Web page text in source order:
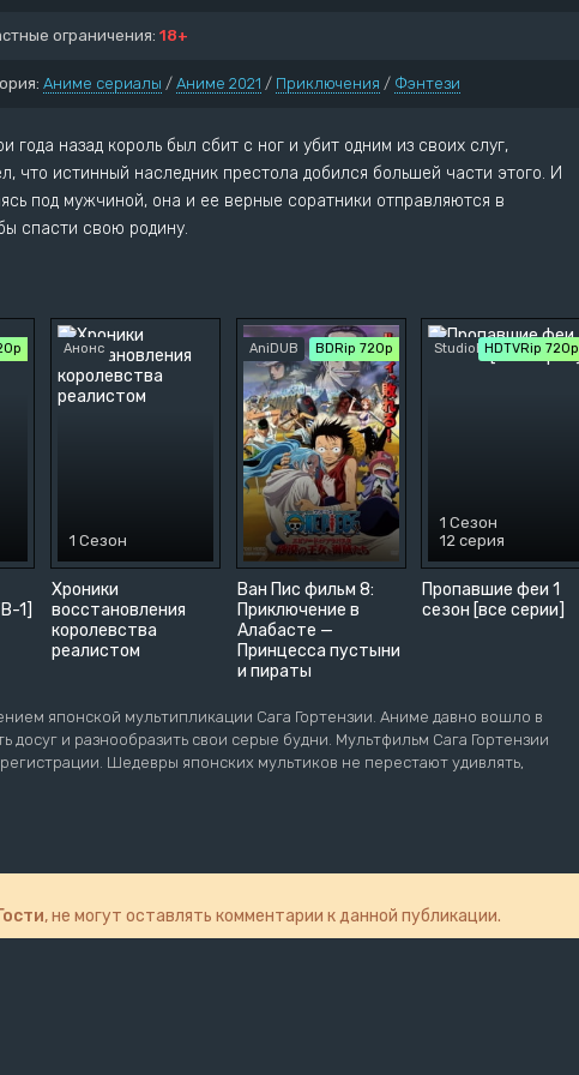
ограничения: 18+
Аниме сериалы / Аниме 2021 / Приключения / Фэнтези
года назад король был сбит с ног и убит одним из своих слуг,
что истинный наследник престола добился большей части этого. И
под мужчиной, она и ее верные соратники отправляются в
спасти свою родину.
1]
Хроники
восстановления
королевства
реалистом
Анонс
1 Сезон
Ван Пис фильм 8:
Приключение в
Алабасте —
Принцесса пустыни
и пираты
AniDUB BDRip 720p
Пропавшие феи 1
сезон [все серии]
StudioBandHDTVRip 720p
1 Сезон
12 серия
японской мультипликации Сага Гортензии. Аниме давно вошло в
и разнообразить свои серые будни. Мультфильм Сага Гортензии
Шедевры японских мультиков не перестают удивлять,
Гости, не могут оставлять комментарии к данной публикации.